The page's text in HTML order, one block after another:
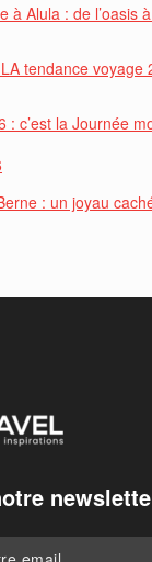
à Alula : de l’oasis
tendance voyage
: c’est la Journée
: un joyau